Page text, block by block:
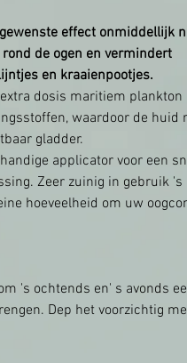
effect onmiddellijk
de ogen en vermindert
en kraaienpootjes.
dosis maritiem plankton
waardoor de huid
gladder.
applicator voor een
Zeer zuinig in gebruik 's
hoeveelheid om uw
's ochtends en' s avonds
Dep het voorzichtig